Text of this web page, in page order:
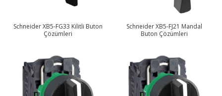
Schneider XB5-FG33 Kilitli Buton
Çözümleri
Schneider XB5-FJ21 Mandal
Buton Çözümleri